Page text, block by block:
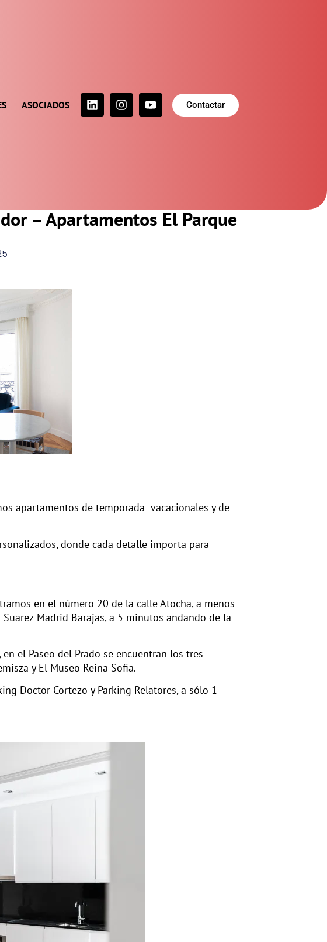
ASOCIADOS Contactar
– Apartamentos El Parque
apartamentos de temporada -vacacionales y de
donde cada detalle importa para
en el número 20 de la calle Atocha, a menos
Madrid Barajas, a 5 minutos andando de la
el Paseo del Prado se encuentran los tres
y El Museo Reina Sofia.
Doctor Cortezo y Parking Relatores, a sólo 1